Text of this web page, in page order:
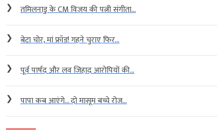
❯ तमिलनाडु के CM विजय की पत्नी संगीता...
❯ बेटा चोर, मां फ्रॉड! गहने चुराए फिर...
❯ पूर्व पार्षद और लव जिहाद आरोपियों की...
❯ पापा कब आएंगे… दो मासूम बच्चे रोज...